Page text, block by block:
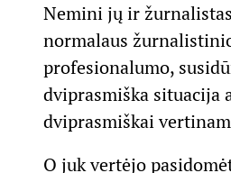
Nemini jų ir
normalaus
profesionalumo,
dviprasmiška situacija
dviprasmiškai
O juk vertėjo